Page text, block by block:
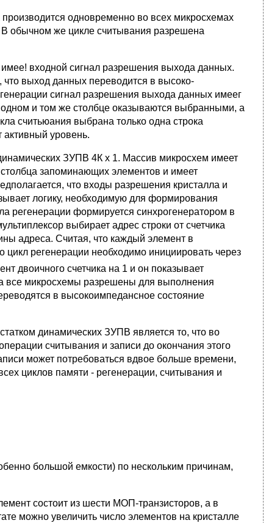
одновременно во всех микросхемах
обычном же цикле считывания разре­шена
входной сигнал разрешения выхода данных.
выход данных переводится в высоко-
сигнал разрешения выхода данных имеег
и том же столбце оказываются выб­ранными, а
считьюания выбрана только одна строка
уровень.
ЗУПВ 4К х 1. Массив микросхем имеет
запоминающих элементов и имеет
что входы разрешения кристалла и
логику, необходимую для формирования
регенерации формируется синхрогенератором в
выбирает адрес строки от счетчика
адреса. Считая, что каждый элемент в
регенерации необходимо инициировать через
двоичного счетчика на 1 и он показывает
все микросхемы разрешены для выполнения
в высокоимпедансное состояние
динамических ЗУПВ является то, что во
считывания и записи до окончания этого
может потребоваться вдвое больше времени,
циклов памяти - реге­нерации, считывания и
большой емкости) по нескольким причинам,
состоит из шести МОП-транзисторов, а в
можно увеличить число элементов на кристалле